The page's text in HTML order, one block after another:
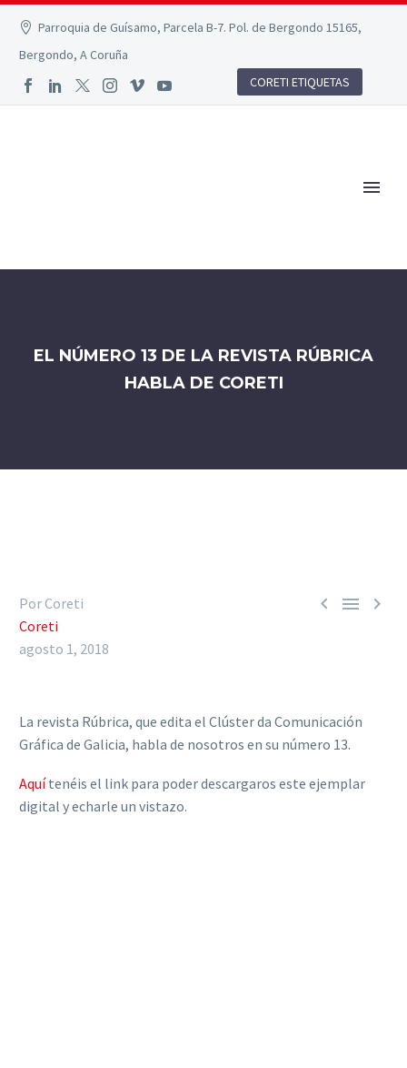
Parroquia de Guísamo, Parcela B-7. Pol. de Bergondo 15165,
Bergondo, A Coruña
CORETI ETIQUETAS
EL NÚMERO 13 DE LA REVISTA RÚBRICA
HABLA DE CORETI
  
Por Coreti
Coreti
agosto 1, 2018
La revista Rúbrica, que edita el Clúster da Comunicación
Gráfica de Galicia, habla de nosotros en su número 13.
Aquítenéis el link para poder descargaros este ejemplar
digital y echarle un vistazo.